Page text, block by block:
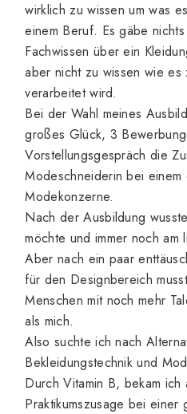
wirklich zu wissen um was
einem Beruf. Es gäbe
Fachwissen über ein
aber nicht zu wissen wie
verarbeitet wird.
Bei der Wahl meines
großes Glück, 3
Vorstellungsgespräch die
Modeschneiderin bei
Modekonzerne.
Nach der Ausbildung
möchte und immer noch
Aber nach ein paar
für den Designbereich
Menschen mit noch mehr
als mich.
Also suchte ich nach
Bekleidungstechnik und
Durch Vitamin B, bekam ich
Praktikumszusage bei einer